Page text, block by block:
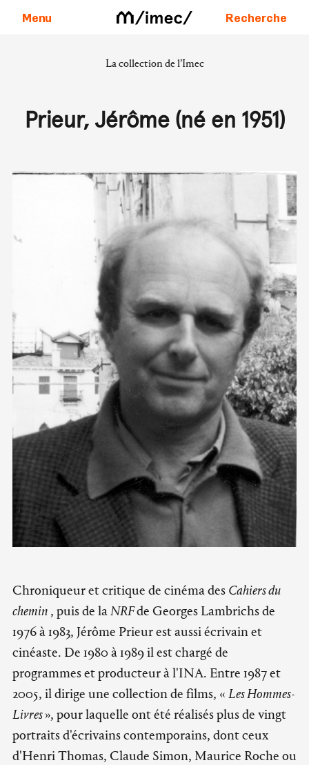
Menu Recherche
La collection de l’Imec
Prieur, Jérôme (né en 1951)
Chroniqueur et critique de cinéma des Cahiers du
chemin , puis de laNRFde Georges Lambrichs de
1976 à 1983, Jérôme Prieur est aussi écrivain et
cinéaste. De 1980 à 1989 il est chargé de
programmes et producteur à l'INA. Entre 1987 et
2005, il dirige une collection de films, « Les Hommes-
Livres», pour laquelle ont été réalisés plus de vingt
portraits d'écrivains contemporains, dont ceux
d'Henri Thomas, Claude Simon, Maurice Roche ou